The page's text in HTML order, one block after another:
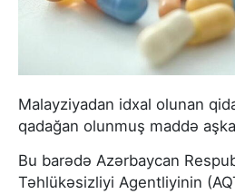
Malayziyadan idxal olunan
qadağan olunmuş maddə
Bu barədə Azərbaycan
Təhlükəsizliyi Agentliyinin